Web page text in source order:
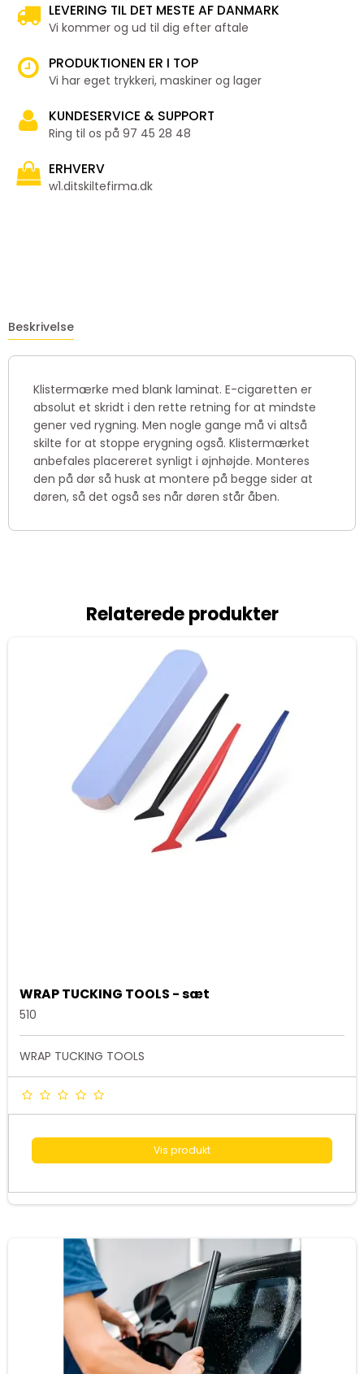
LEVERING TIL DET MESTE AF DANMARK
Vi kommer og ud til dig efter aftale
PRODUKTIONEN ER I TOP
Vi har eget trykkeri, maskiner og lager
KUNDESERVICE & SUPPORT
Ring til os på 97 45 28 48
ERHVERV
w1.ditskiltefirma.dk
Beskrivelse
Klistermærke med blank laminat. E-cigaretten er
absolut et skridt i den rette retning for at mindste
gener ved rygning. Men nogle gange må vi altså
skilte for at stoppe erygning også. Klistermærket
anbefales placereret synligt i øjnhøjde. Monteres
den på dør så husk at montere på begge sider at
døren, så det også ses når døren står åben.
Relaterede produkter
WRAP TUCKING TOOLS - sæt
510
WRAP TUCKING TOOLS
Vis produkt